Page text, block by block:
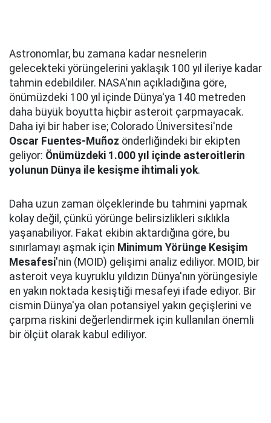
Astronomlar, bu zamana kadar nesnelerin
gelecekteki yörüngelerini yaklaşık 100 yıl ileriye kadar
tahmin edebildiler. NASA'nın açıkladığına göre,
önümüzdeki 100 yıl içinde Dünya'ya 140 metreden
daha büyük boyutta hiçbir asteroit çarpmayacak.
Daha iyi bir haber ise; Colorado Üniversitesi'nde
Oscar Fuentes-Muñoz önderliğindeki bir ekipten
geliyor: Önümüzdeki 1.000 yıl içinde asteroitlerin
yolunun Dünya ile kesişme ihtimali yok.
Daha uzun zaman ölçeklerinde bu tahmini yapmak
kolay değil, çünkü yörünge belirsizlikleri sıklıkla
yaşanabiliyor. Fakat ekibin aktardığına göre, bu
sınırlamayı aşmak için Minimum Yörünge Kesişim
Mesafesi'nin (MOID) gelişimi analiz ediliyor. MOID, bir
asteroit veya kuyruklu yıldızın Dünya'nın yörüngesiyle
en yakın noktada kesiştiği mesafeyi ifade ediyor. Bir
cismin Dünya'ya olan potansiyel yakın geçişlerini ve
çarpma riskini değerlendirmek için kullanılan önemli
bir ölçüt olarak kabul ediliyor.